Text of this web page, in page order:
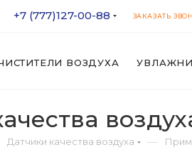
+7 (777)127-00-88 ЗАКАЗАТЬ
ВОЗДУХА
Датчики качества воздуха —